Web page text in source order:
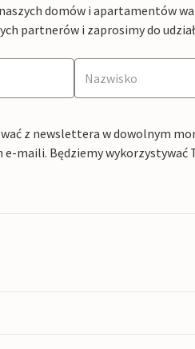
domów i apartamentów
partnerów i zaprosimy do
z newslettera w dowolnym
e-maili. Będziemy wykorzystywać